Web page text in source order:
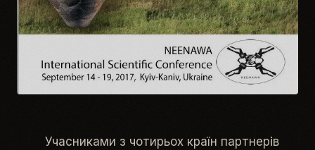
Учасниками з чотирьох країн партнерів